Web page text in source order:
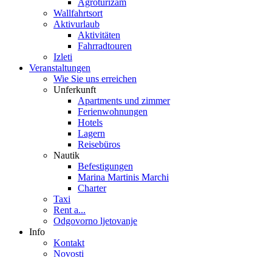
Agroturizam
Wallfahrtsort
Aktivurlaub
Aktivitäten
Fahrradtouren
Izleti
Veranstaltungen
Wie Sie uns erreichen
Unferkunft
Apartments und zimmer
Ferienwohnungen
Hotels
Lagern
Reisebüros
Nautik
Befestigungen
Marina Martinis Marchi
Charter
Taxi
Rent a...
Odgovorno ljetovanje
Info
Kontakt
Novosti